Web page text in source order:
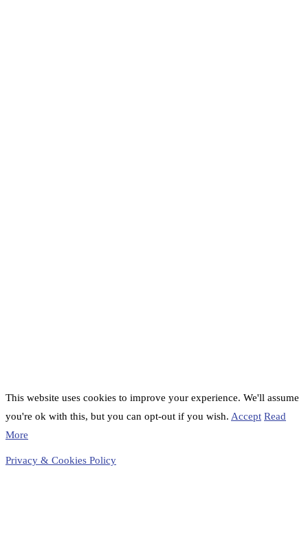
This website uses cookies to improve your experience. We'll assume
you're ok with this, but you can opt-out if you wish. Accept Read
More
Privacy & Cookies Policy